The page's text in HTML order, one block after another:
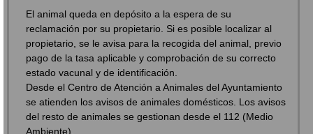
El animal queda en depósito a la espera de su
reclamación por su propietario. Si es posible localizar al
propietario, se le avisa para la recogida del animal, previo
pago de la tasa aplicable y comprobación de su correcto
estado vacunal y de identificación.
Desde el Centro de Atención a Animales del Ayuntamiento
se atienden los avisos de animales domésticos. Los avisos
del resto de animales se gestionan desde el 112 (Medio
Ambiente).